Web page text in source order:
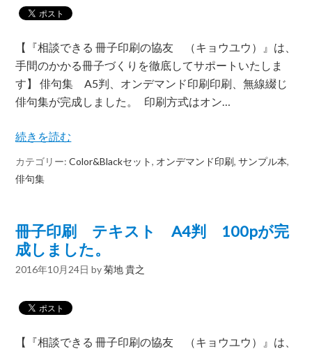
【『相談できる 冊子印刷の協友 （キョウユウ）』は、
手間のかかる冊子づくりを徹底してサポートいたしま
す】 俳句集 A5判、オンデマンド印刷印刷、無線綴じ
俳句集が完成しました。 印刷方式はオン…
続きを読む
カテゴリー:Color&Blackセット, オンデマンド印刷,サンプル本,
俳句集
冊子印刷 テキスト A4判 100pが完
成しました。
2016年10月24日 by菊地 貴之
【『相談できる 冊子印刷の協友 （キョウユウ）』は、